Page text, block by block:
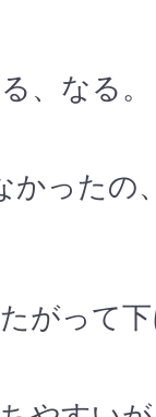
、なる。
かったの
がって